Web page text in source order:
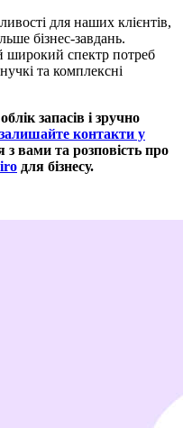
для наших клієнтів,
бізнес-завдань.
широкий спектр потреб
та комплексні
запасів і зручно
залишайте контакти у
вами та розповість про
для бізнесу.